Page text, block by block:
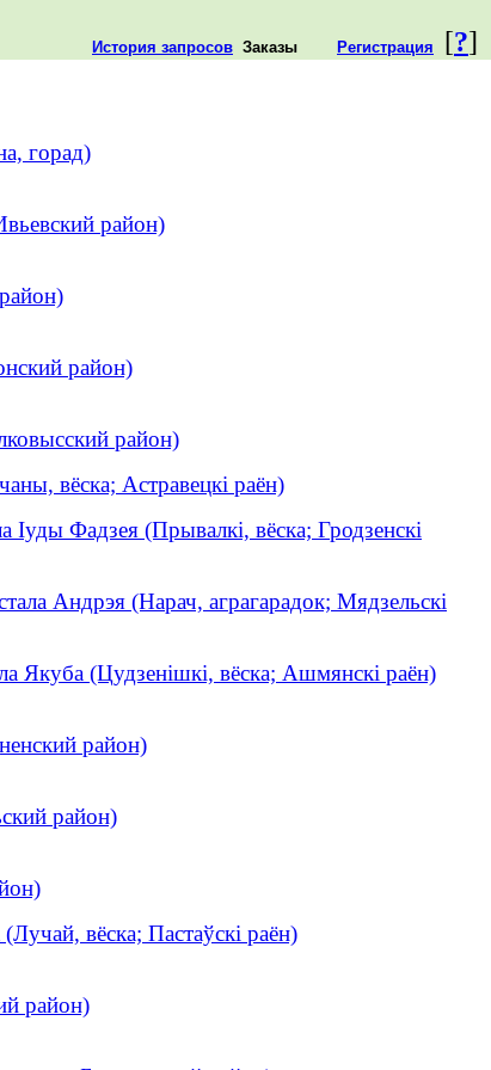
[?]
История запросов Заказы Регистрация
горад)
район)
район)
район)
вёска; Астравецкі раён)
Іуды Фадзея (Прывалкі, вёска; Гродзенскі
Андрэя (Нарач, аграгарадок; Мядзельскі
Якуба (Цудзенішкі, вёска; Ашмянскі раён)
район)
район)
вёска; Пастаўскі раён)
район)